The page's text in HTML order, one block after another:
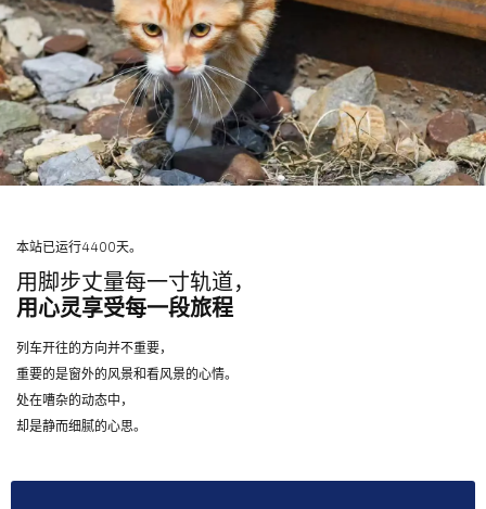
本站已运行4400天。
用脚步丈量每一寸轨道，
用心灵享受每一段旅程
列车开往的方向并不重要，
重要的是窗外的风景和看风景的心情。
处在嘈杂的动态中，
却是静而细腻的心思。